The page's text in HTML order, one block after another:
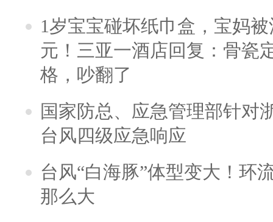
1岁宝宝碰坏纸巾盒，宝妈
元！三亚一酒店回复：骨瓷
格，吵翻了
国家防总、应急管理部针对
台风四级应急响应
台风“白海豚”体型变大！环
那么大